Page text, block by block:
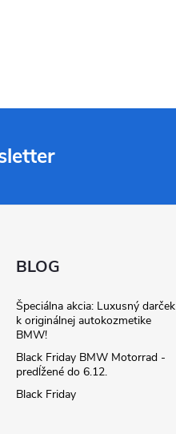
BLOG
Špeciálna akcia: Luxusný darček
k originálnej autokozmetike
BMW!
Black Friday BMW Motorrad -
predĺžené do 6.12.
Black Friday